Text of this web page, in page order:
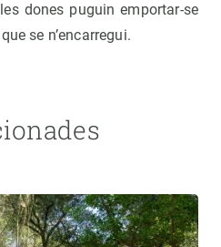
dones puguin emportar-se
se n’encarregui.